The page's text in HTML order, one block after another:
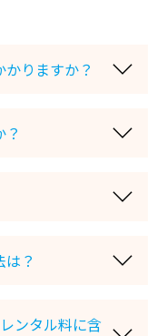
りますか？
？
ンタル料に含